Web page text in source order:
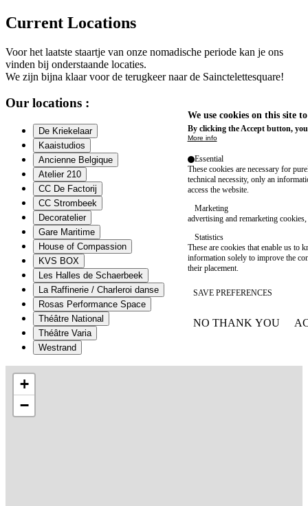
Current Locations
Voor het laatste staartje van onze nomadische periode kan je ons
vinden bij onderstaande locaties.
We zijn bijna klaar voor de terugkeer naar de Sainctelettesquare!
Our locations :
De Kriekelaar
Kaaistudios
Ancienne Belgique
Atelier 210
CC De Factorij
CC Strombeek
Decoratelier
Gare Maritime
House of Compassion
KVS BOX
Les Halles de Schaerbeek
La Raffinerie / Charleroi danse
Rosas Performance Space
Théâtre National
Théâtre Varia
Westrand
+
−
We use cookies on this site
By clicking the Accept button,
More info
Essential
These cookies are necessary for
technical necessity, only an
access the website.
Marketing
advertising and remarketing cookies,
Statistics
These are cookies that enable us to
information solely to improve the
their placement.
SAVE PREFERENCES
NO THANK YOU
WITHDRAW